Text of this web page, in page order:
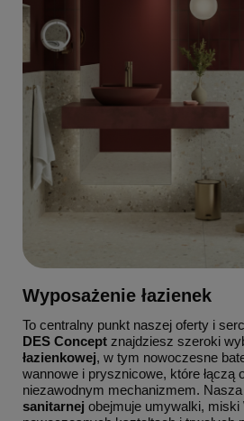
Wyposażenie łazienek
To centralny punkt naszej oferty i
DES Concept znajdziesz szeroki
łazienkowej, w tym nowoczesne
wannowe i prysznicowe, które łączą
niezawodnym mechanizmem.
sanitarnej obejmuje umywalki, miski